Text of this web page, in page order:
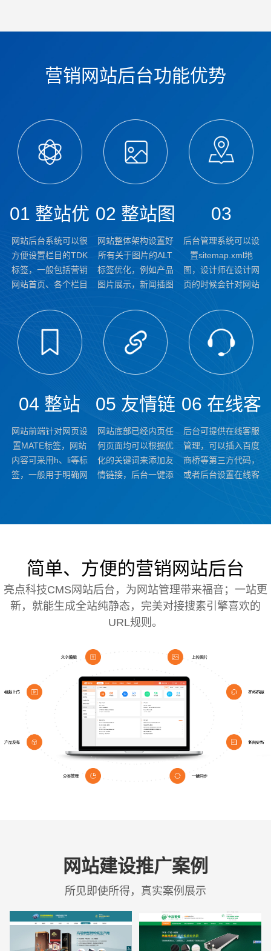
营销网站后台功能优势
01 整站优
化标签设
置
网站后台系统可以很
方便设置栏目的TDK
标签，一般包括营销
网站首页、各个栏目
面，均可独立去自定
义设置。
02 整站图
片ALT标
签优化
网站整体架构设置好
所有关于图片的ALT
标签优化，例如产品
图片展示，新闻插图
图，相关logo及
Banner都可以独立
去设置定义。
03
sitemap
网站地图
后台管理系统可以设
置sitemap.xml地
图，设计师在设计网
页的时候会针对网站
个独立的html地图网
页。
04 整站
MATE标
签优化
网站前端针对网页设
置MATE标签，网站
内容可采用h、li等标
签，一般用于明确网
05 友情链
接管理系
统
网站底部已经内页任
何页面均可以根据优
化的关键词来添加友
情链接，后台一键添
06 在线客
服管理系
统
后台可提供在线客服
管理，可以插入百度
商桥等第三方代码，
或者后台设置在线客
简单、方便的营销网站后台
亮点科技CMS网站后台，为网站管理带来福音；一站更
新，就能生成全站纯静态，完美对接搜素引擎喜欢的
URL规则。
网站建设推广案例
所见即使所得，真实案例展示